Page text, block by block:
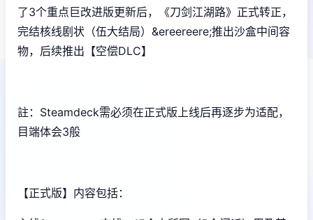
了3个重点巨改进版更新后，《刀剑江湖路》正式转正，
完结核线剧状（伍大结局）&ereereere;推出沙盒中间容
物，后续推出【空偿DLC】
註：Steamdeck需必须在正式版上线后再逐步为适配，
目端体会3般
【正式版】内容包括：